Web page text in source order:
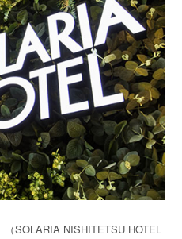
（SOLARIA NISHITETSU HOTEL